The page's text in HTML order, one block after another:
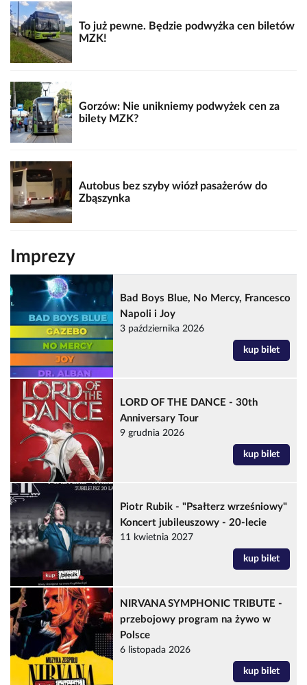
To już pewne. Będzie podwyżka cen biletów
MZK!
Gorzów: Nie unikniemy podwyżek cen za
bilety MZK?
Autobus bez szyby wiózł pasażerów do
Zbąszynka
Imprezy
Bad Boys Blue, No Mercy, Francesco
Napoli i Joy
3 października 2026
kup bilet
LORD OF THE DANCE - 30th
Anniversary Tour
9 grudnia 2026
kup bilet
Piotr Rubik - "Psałterz wrześniowy"
Koncert jubileuszowy - 20-lecie
11 kwietnia 2027
kup bilet
NIRVANA SYMPHONIC TRIBUTE -
przebojowy program na żywo w
Polsce
6 listopada 2026
kup bilet